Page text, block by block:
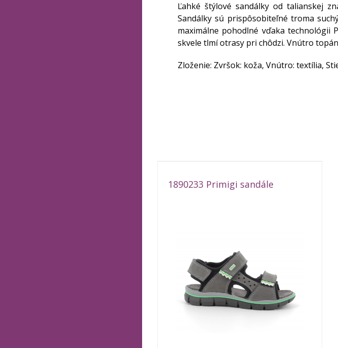
Ľahké štýlové sandálky od talianskej
Sandálky sú prispôsobiteľné troma
maximálne pohodlné vďaka
skvele tlmí otrasy pri chôdzi. Vnútro
Zloženie: Zvršok: koža, Vnútro: textília,
1890233 Primigi sandále